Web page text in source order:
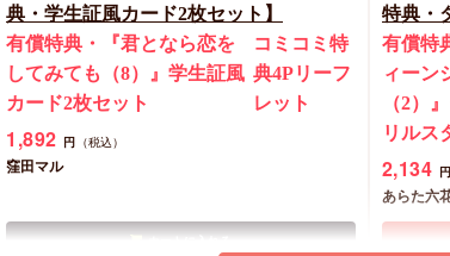
典・学生証風カード2枚セット】
有償特典・『君となら恋を
してみても（8）』学生証風
カード2枚セット
コミコミ特
典4Pリーフ
レット
1,892 円 （税込）
窪田マル
特典・
有償特
ィーン
（2）
リルス
2,134
あらた六